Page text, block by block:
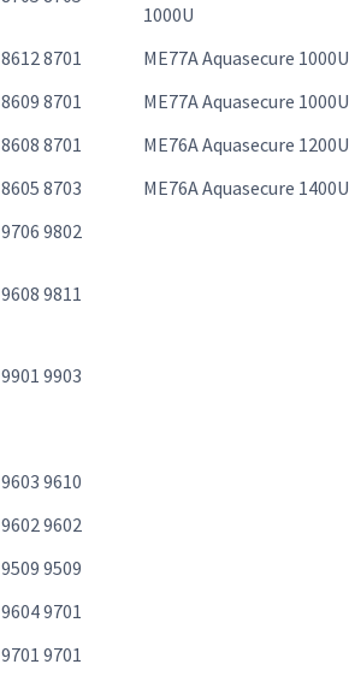
1000U
8612 8701
ME77A Aquasecure 1000U
8609 8701
ME77A Aquasecure 1000U
8608 8701
ME76A Aquasecure 1200U
8605 8703
ME76A Aquasecure 1400U
9706 9802
9608 9811
9901 9903
9603 9610
9602 9602
9509 9509
9604 9701
9701 9701